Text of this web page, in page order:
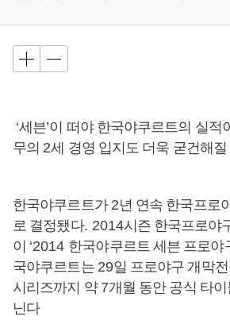
‘세븐’이 떠야 한국야쿠르트의 실적
무의 2세 경영 입지도 더욱 굳건해질
한국야쿠르트가 2년 연속 한국프로
로 결정됐다. 2014시즌 한국프로야
이 ‘2014 한국야쿠르트 세븐 프로야
국야쿠르트는 29일 프로야구 개막
시리즈까지 약 7개월 동안 공식 타이
닌다